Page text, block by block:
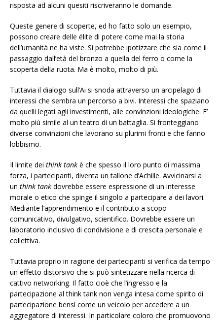
risposta ad alcuni quesiti riscriveranno le domande.
Queste genere di scoperte, ed ho fatto solo un esempio,
possono creare delle élite di potere come mai la storia
dell’umanità ne ha viste. Si potrebbe ipotizzare che sia come il
passaggio dall’età del bronzo a quella del ferro o come la
scoperta della ruota. Ma è molto, molto di più.
Tuttavia il dialogo sull’Ai si snoda attraverso un arcipelago di
interessi che sembra un percorso a bivi. Interessi che spaziano
da quelli legati agli investimenti, alle convinzioni ideologiche. E’
molto più simile al un teatro di un battaglia. Si fronteggiano
diverse convinzioni che lavorano su plurimi fronti e che fanno
lobbismo.
Il limite dei think tank è che spesso il loro punto di massima
forza, i partecipanti, diventa un tallone d’Achille. Avvicinarsi a
un think tank dovrebbe essere espressione di un interesse
morale o etico che spinge il singolo a partecipare a dei lavori.
Mediante l’apprendimento e il contributo a scopo
comunicativo, divulgativo, scientifico. Dovrebbe essere un
laboratorio inclusivo di condivisione e di crescita personale e
collettiva.
Tuttavia proprio in ragione dei partecipanti si verifica da tempo
un effetto distorsivo che si può sintetizzare nella ricerca di
cattivo networking. Il fatto cioè che l’ingresso e la
partecipazione al think tank non venga intesa come spirito di
partecipazione bensì come un veicolo per accedere a un
aggregatore di interessi. In particolare coloro che promuovono